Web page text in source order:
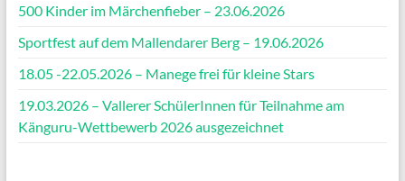
500 Kinder im Märchenfieber – 23.06.2026
Sportfest auf dem Mallendarer Berg – 19.06.2026
18.05 -22.05.2026 – Manege frei für kleine Stars
19.03.2026 – Vallerer SchülerInnen für Teilnahme am
Känguru-Wettbewerb 2026 ausgezeichnet